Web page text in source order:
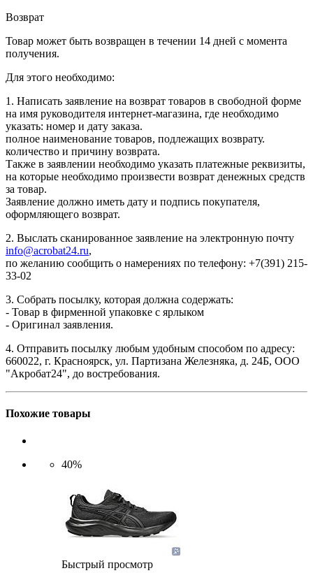
Возврат
Товар может быть возвращен в течении 14 дней с момента
получения.
Для этого необходимо:
1. Написать заявление на возврат товаров в свободной форме
на имя руководителя интернет-магазина, где необходимо
указать: номер и дату заказа.
полное наименование товаров, подлежащих возврату.
количество и причину возврата.
Также в заявлении необходимо указать платежные реквизиты,
на которые необходимо произвести возврат денежных средств
за товар.
Заявление должно иметь дату и подпись покупателя,
оформляющего возврат.
2. Выслать сканированное заявление на электронную почту
info@acrobat24.ru,
по желанию сообщить о намерениях по телефону: +7(391) 215-
33-02
3. Собрать посылку, которая должна содержать:
- Товар в фирменной упаковке с ярлыком
- Оригинал заявления.
4. Отправить посылку любым удобным способом по адресу:
660022, г. Красноярск, ул. Партизана Железняка, д. 24Б, ООО
"Акробат24", до востребования.
Похожие товары
40%
Быстрый просмотр